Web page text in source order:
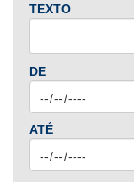
Jan Fev
Ago
Set
TEXTO
DE
ATÉ